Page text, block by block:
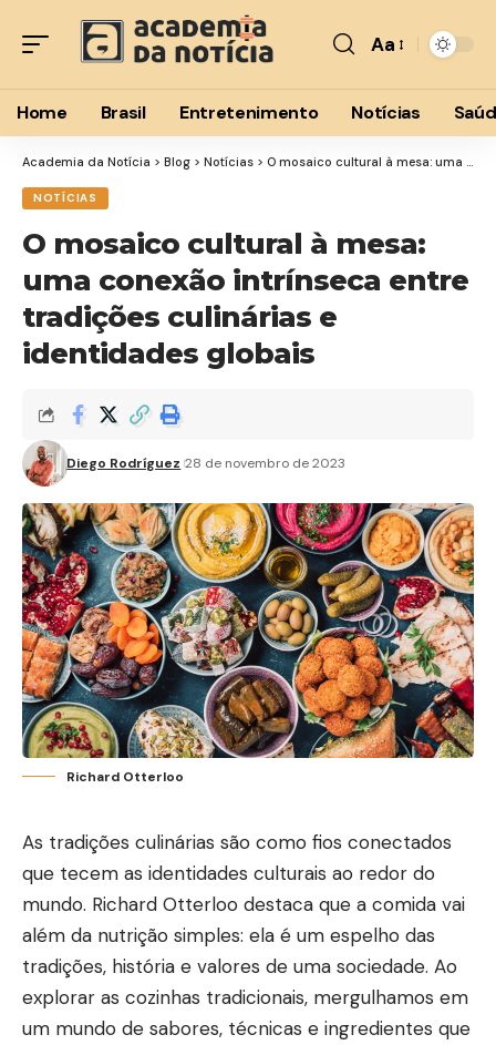
Font
Resizer
Aa
Home Brasil Entretenimento Notícias
Academia da Notícia > Blog > Notícias > O mosaico cultural à mesa: uma conexão intrínseca entre tradições culinárias e identidades globais
NOTÍCIAS
O mosaico cultural à mesa:
uma conexão intrínseca entre
tradições culinárias e
identidades globais
Diego Rodríguez 28 de novembro de 2023
Richard Otterloo
As tradições culinárias são como fios conectados
que tecem as identidades culturais ao redor do
mundo. Richard Otterloo destaca que a comida vai
além da nutrição simples: ela é um espelho das
tradições, história e valores de uma sociedade. Ao
explorar as cozinhas tradicionais, mergulhamos em
um mundo de sabores, técnicas e ingredientes que